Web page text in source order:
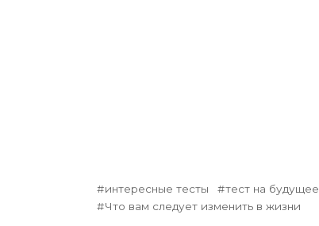
интересные тесты тест на будущее
Что вам следует изменить в жизни